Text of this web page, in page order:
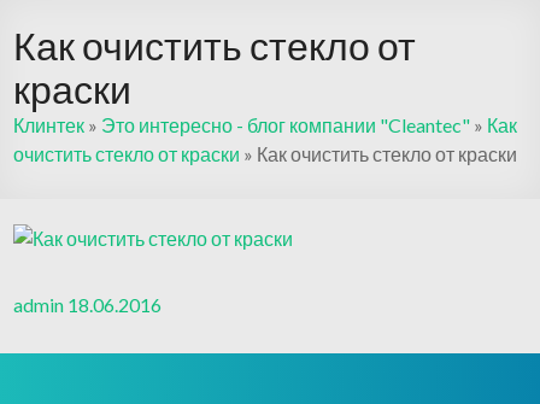
Как очистить стекло от
краски
Клинтек » Это интересно - блог компании "Cleantec" » Как
очистить стекло от краски » Как очистить стекло от краски
admin 18.06.2016